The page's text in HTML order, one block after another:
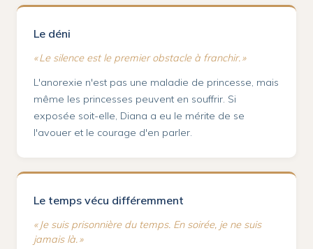
Le déni
« Le silence est le premier obstacle à franchir. »
L'anorexie n'est pas une maladie de princesse, mais
même les princesses peuvent en souffrir. Si
exposée soit-elle, Diana a eu le mérite de se
l'avouer et le courage d'en parler.
Le temps vécu différemment
« Je suis prisonnière du temps. En soirée, je ne suis
jamais là. »